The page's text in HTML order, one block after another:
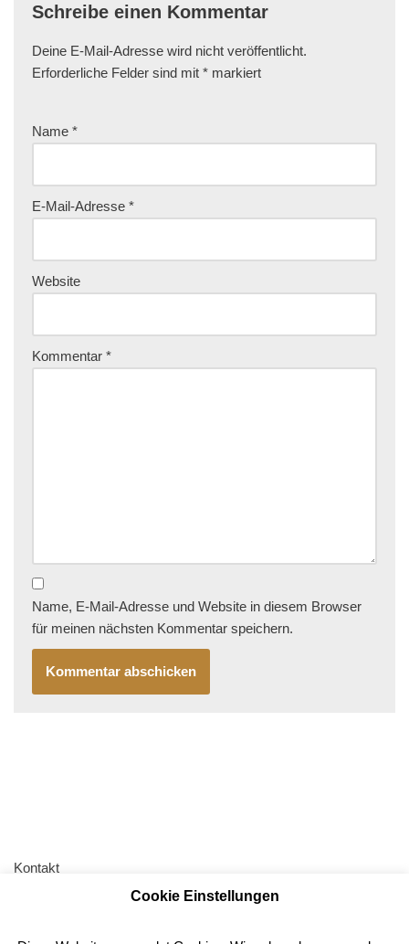
Schreibe einen Kommentar
Deine E-Mail-Adresse wird nicht veröffentlicht.
Erforderliche Felder sind mit * markiert
Name *
E-Mail-Adresse *
Website
Kommentar *
Name, E-Mail-Adresse und Website in diesem Browser
für meinen nächsten Kommentar speichern.
Kontakt
Cookie Einstellungen